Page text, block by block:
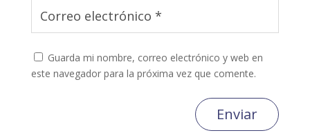
Guarda mi nombre, correo electrónico y web en
este navegador para la próxima vez que comente.
Enviar